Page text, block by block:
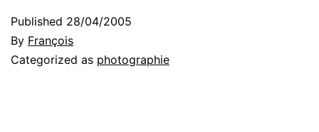
Published 28/04/2005
By François
Categorized as photographie